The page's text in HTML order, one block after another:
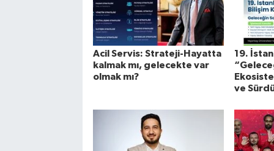
Acil Servis: Strateji-Hayatta
kalmak mı, gelecekte var
olmak mı?
19.
ve